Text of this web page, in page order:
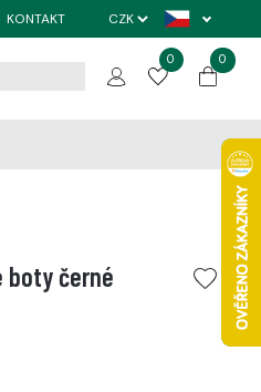
KONTAKT
0 0
boty černé